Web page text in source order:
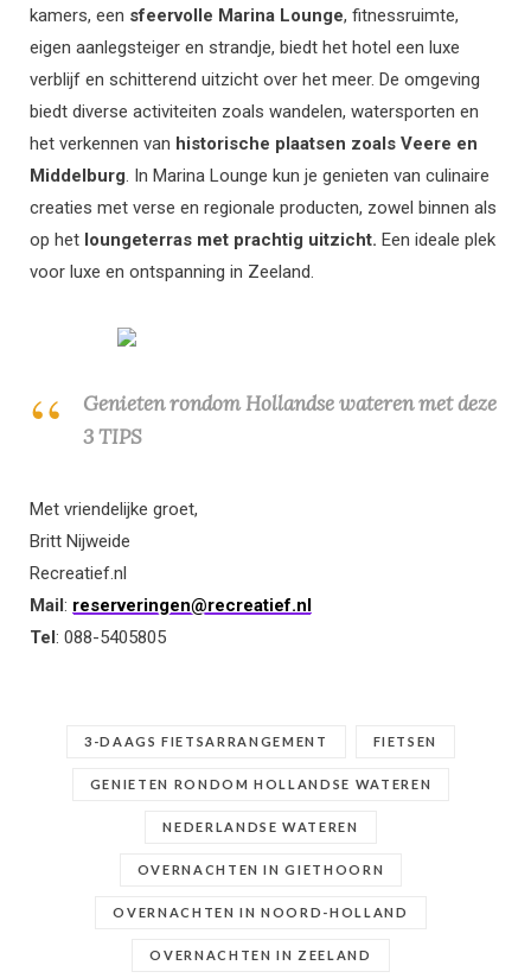
kamers, een sfeervolle Marina Lounge, fitnessruimte,
eigen aanlegsteiger en strandje, biedt het hotel een luxe
verblijf en schitterend uitzicht over het meer. De omgeving
biedt diverse activiteiten zoals wandelen, watersporten en
het verkennen van historische plaatsen zoals Veere en
Middelburg. In Marina Lounge kun je genieten van culinaire
creaties met verse en regionale producten, zowel binnen als
op het loungeterras met prachtig uitzicht. Een ideale plek
voor luxe en ontspanning in Zeeland.
Genieten rondom Hollandse wateren met deze
3 TIPS
Met vriendelijke groet,
Britt Nijweide
Recreatief.nl
Mail: reserveringen@recreatief.nl
Tel: 088-5405805
3-DAAGS FIETSARRANGEMENT FIETSEN
GENIETEN RONDOM HOLLANDSE WATEREN
NEDERLANDSE WATEREN
OVERNACHTEN IN GIETHOORN
OVERNACHTEN IN NOORD-HOLLAND
OVERNACHTEN IN ZEELAND